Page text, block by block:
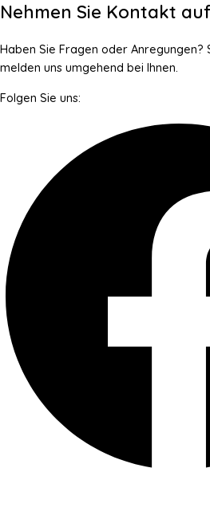
Nehmen Sie Kontakt auf
Haben Sie Fragen oder Anregungen?
melden uns umgehend bei Ihnen.
Folgen Sie uns: